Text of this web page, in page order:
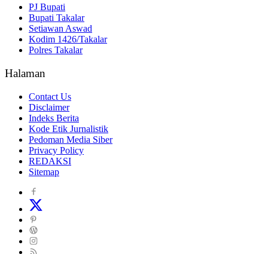
PJ Bupati
Bupati Takalar
Setiawan Aswad
Kodim 1426/Takalar
Polres Takalar
Halaman
Contact Us
Disclaimer
Indeks Berita
Kode Etik Jurnalistik
Pedoman Media Siber
Privacy Policy
REDAKSI
Sitemap